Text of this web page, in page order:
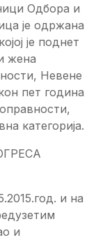
Одбора и
је одржана
је поднет
жена
Невене
пет година
категорија.
и на
и